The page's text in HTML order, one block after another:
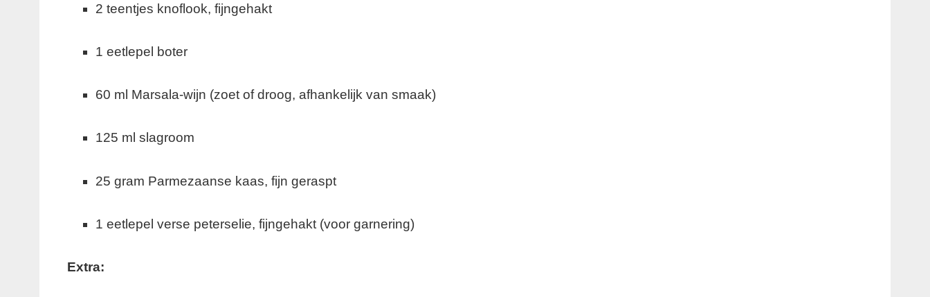
2 teentjes knoflook, fijngehakt
1 eetlepel boter
60 ml Marsala-wijn (zoet of droog, afhankelijk van smaak)
125 ml slagroom
25 gram Parmezaanse kaas, fijn geraspt
1 eetlepel verse peterselie, fijngehakt (voor garnering)
Extra: